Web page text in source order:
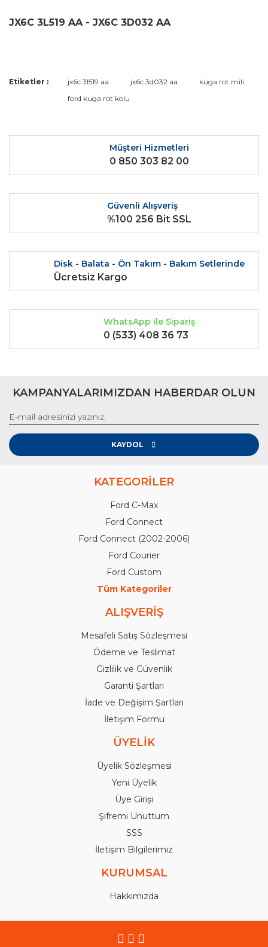
JX6C 3L519 AA - JX6C 3D032 AA
Bu ürüne ilk yorumu siz yapın!
Yorum Yaz
Bu ürünün fiyat bilgisi, resim, ürün açıklamalarında ve diğer
kullanarak tarafımıza iletebilirsiniz.
Ürün resmi kalitesiz, bozuk veya görüntülenemiyor.
Ürün açıklamasında eksik bilgiler bulunuyor.
Ürün bilgilerinde hatalar bulunuyor.
Ürün fiyatı diğer sitelerden daha pahalı.
Bu ürüne benzer farklı alternatifler olmalı.
Gönder
Etiketler : jx6c 3l519 aa jx6c 3d032 aa
kuga rot mili
ford kuga rot kolu
Müşteri Hizmetleri
0 850 303 82 00
Güvenli Alışveriş
%100 256 Bit SSL
Disk - Balata - Ön Takım - Bakım Setlerinde
Ücretsiz Kargo
WhatsApp ile Sipariş
0 (533) 408 36 73
KAMPANYALARIMIZDAN HABERDAR OLUN
KAYDOL
KATEGORİLER
Ford C-Max
Ford Connect
Ford Connect (2002-2006)
Ford Courier
Ford Custom
Tüm Kategoriler
ALIŞVERİŞ
Mesafeli Satış Sözleşmesi
Ödeme ve Teslimat
Gizlilik ve Güvenlik
Garanti Şartları
İade ve Değişim Şartları
İletişim Formu
ÜYELİK
Üyelik Sözleşmesi
Yeni Üyelik
Üye Girişi
Şifremi Unuttum
SSS
İletişim Bilgilerimiz
KURUMSAL
Hakkımızda